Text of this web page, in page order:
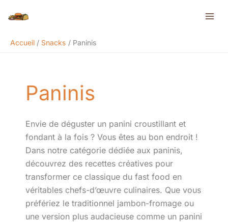
Accueil
Snacks Paninis
Paninis
Envie de déguster un panini croustillant et
fondant à la fois ? Vous êtes au bon endroit !
Dans notre catégorie dédiée aux paninis,
découvrez des recettes créatives pour
transformer ce classique du fast food en
véritables chefs-d’œuvre culinaires. Que vous
préfériez le traditionnel jambon-fromage ou
une version plus audacieuse comme un panini